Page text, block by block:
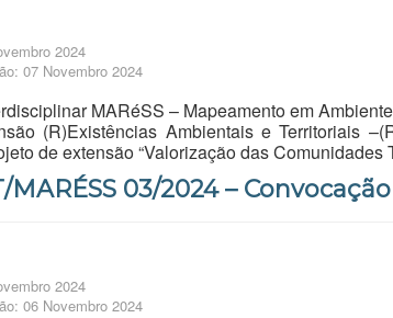
2024
07 Novembro 2024
MARéSS – Mapeamento em
(R)Existências Ambientais e Territoriais
de extensão “Valorização das
MARÉSS 03/2024 –
2024
06 Novembro 2024